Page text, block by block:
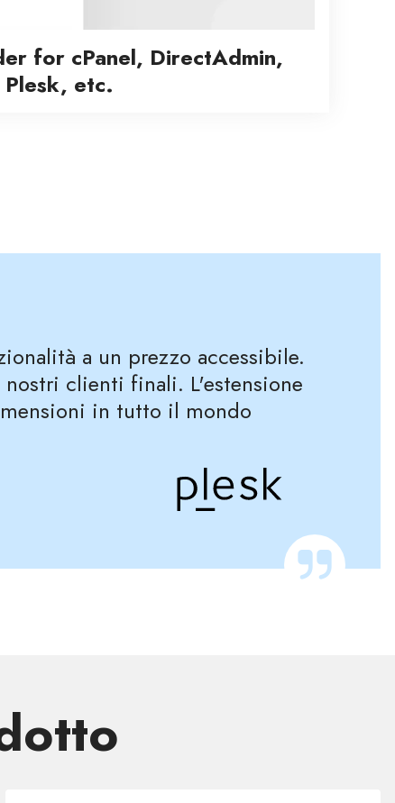
for cPanel, DirectAdmin,
Plesk, etc.
a un prezzo accessibile.
clienti finali. L'estensione
in tutto il mondo